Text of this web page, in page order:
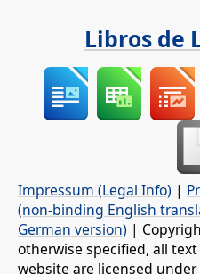
Libros de
Impressum (Legal Info) |
(non-binding English
German version) |
otherwise specified, all
website are licensed under